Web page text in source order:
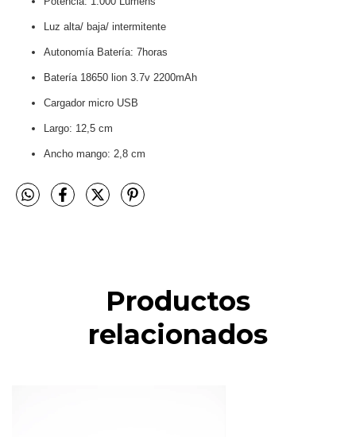
Luz alta/ baja/ intermitente
Autonomía Batería: 7horas
Batería 18650 lion 3.7v 2200mAh
Cargador micro USB
Largo: 12,5 cm
Ancho mango: 2,8 cm
Productos
relacionados